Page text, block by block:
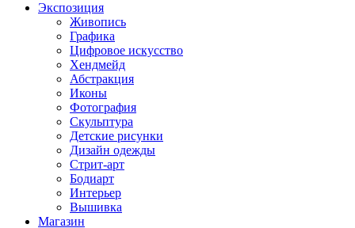
Экспозиция
Живопись
Графика
Цифровое искусство
Хендмейд
Абстракция
Иконы
Фотография
Скульптура
Детские рисунки
Дизайн одежды
Стрит-арт
Бодиарт
Интерьер
Вышивка
Магазин